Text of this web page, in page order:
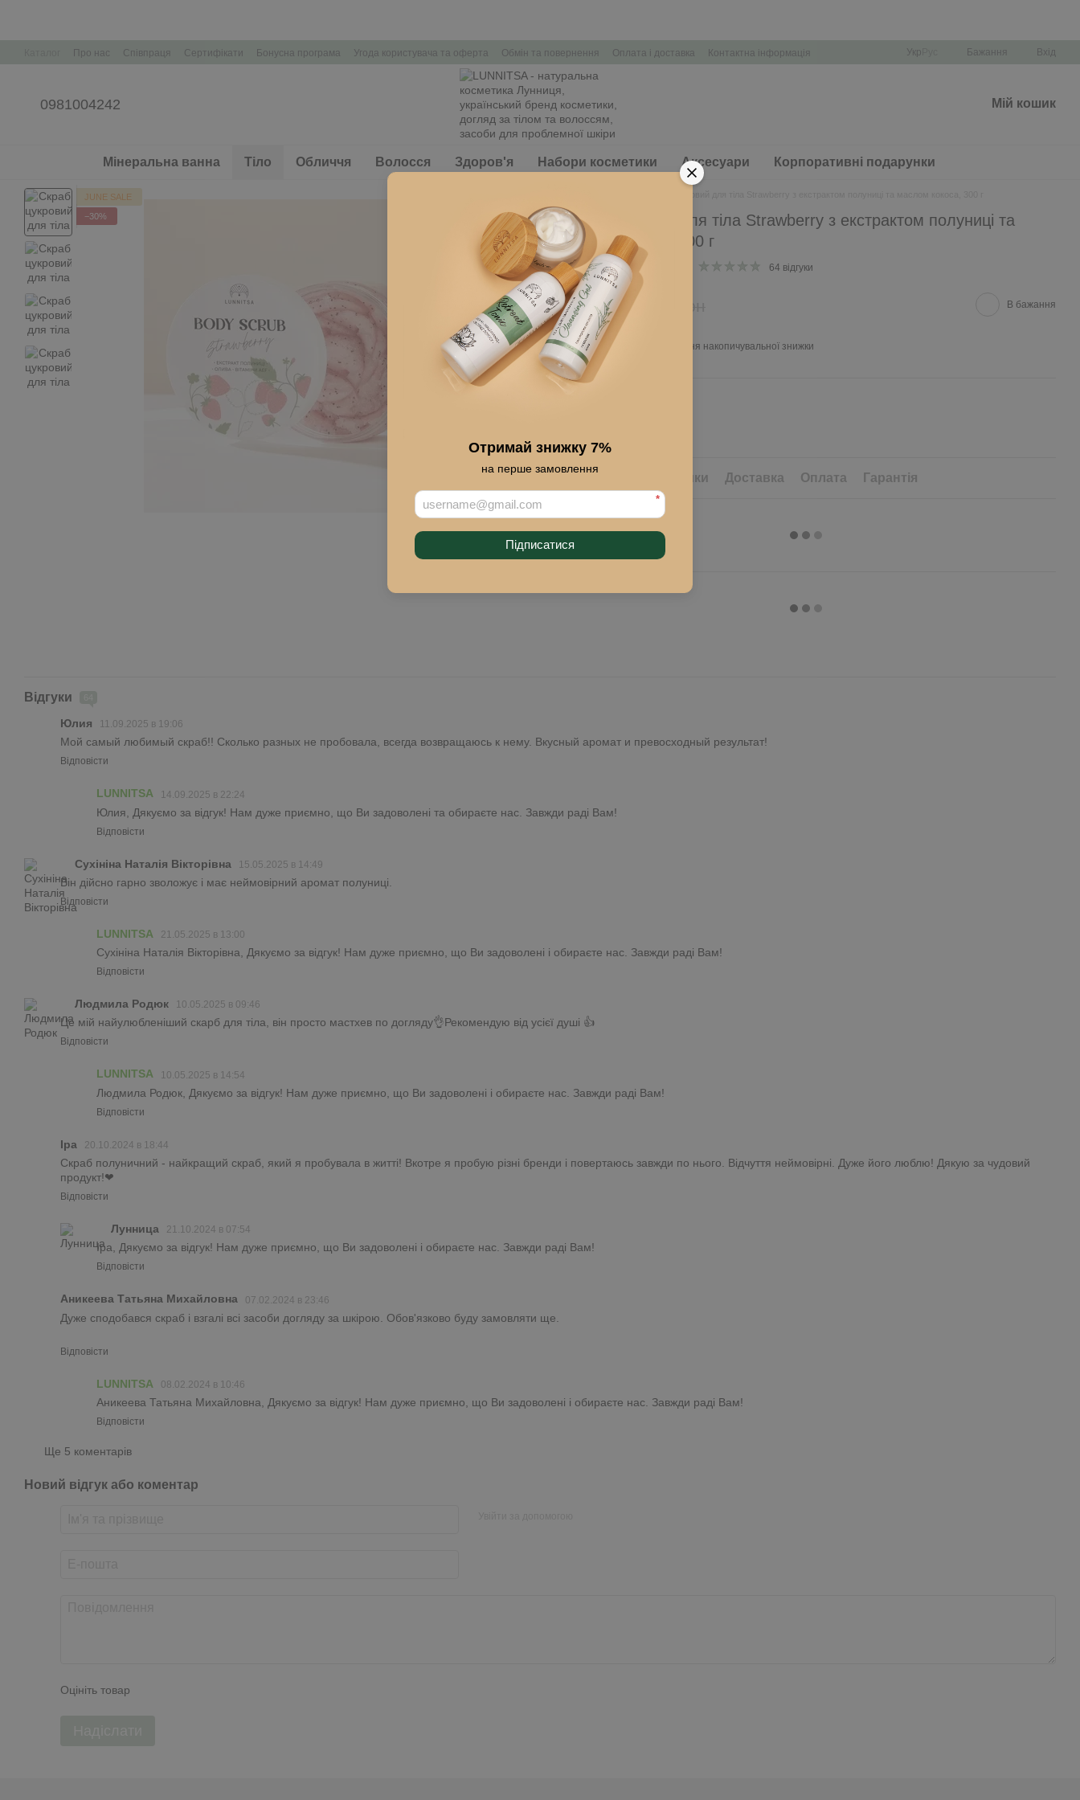
Отримай знижку 7%
на перше замовлення
*
Підписатися
Про нас Співпраця Сертифікати Бонусна програма Угода користувача та оферта Обмін та повернення Оплата і доставка
Контактна інформація
Укр Бажання Вхід
0981004242 Мій кошик
Мінеральна ванна Тіло Обличчя Волосся Здоров'я Набори косметики Аксесуари Корпоративні подарунки
JUNE SALE
−30%
Скраб цукровий для тіла Strawberry з екстрактом полуниці та
маслом кокоса, 300 г
В наявності Артикул: L287 64 відгуки
308 грн В бажання
% Ввійти для відображення накопичувальної знижки
Характеристики Доставка Оплата Гарантія
Відгуки
Юлия 11.09.2025 в 19:06
Мой самый любимый скраб!! Сколько разных не пробовала, всегда возвращаюсь к нему. Вкусный аромат и превосходный результат!
Відповісти
LUNNITSA 14.09.2025 в 22:24
Юлия, Дякуємо за відгук! Нам дуже приємно, що Ви задоволені та обираєте нас. Завжди раді Вам!
Відповісти
Сухініна Наталія Вікторівна 15.05.2025 в 14:49
Він дійсно гарно зволожує і має неймовірний аромат полуниці.
Відповісти
LUNNITSA 21.05.2025 в 13:00
Сухініна Наталія Вікторівна, Дякуємо за відгук! Нам дуже приємно, що Ви задоволені і обираєте нас. Завжди раді Вам!
Відповісти
Людмила Родюк 10.05.2025 в 09:46
Це мій найулюбленіший скарб для тіла, він просто мастхев по догляду👌Рекомендую від усієї душі 👍
Відповісти
LUNNITSA 10.05.2025 в 14:54
Людмила Родюк, Дякуємо за відгук! Нам дуже приємно, що Ви задоволені і обираєте нас. Завжди раді Вам!
Відповісти
Іра 20.10.2024 в 18:44
Скраб полуничний - найкращий скраб, який я пробувала в житті! Вкотре я пробую різні бренди і повертаюсь завжди по нього. Відчуття неймовірні. Дуже його люблю! Дякую за чудовий
продукт!❤
Відповісти
Лунница 21.10.2024 в 07:54
Іра, Дякуємо за відгук! Нам дуже приємно, що Ви задоволені і обираєте нас. Завжди раді Вам!
Відповісти
Аникеева Татьяна Михайловна 07.02.2024 в 23:46
Дуже сподобався скраб і взгалі всі засоби догляду за шкірою. Обов'язково буду замовляти ще.
Відповісти
LUNNITSA 08.02.2024 в 10:46
Аникеева Татьяна Михайловна, Дякуємо за відгук! Нам дуже приємно, що Ви задоволені і обираєте нас. Завжди раді Вам!
Відповісти
Ще 5 коментарів
Новий відгук або коментар
Оцініть товар